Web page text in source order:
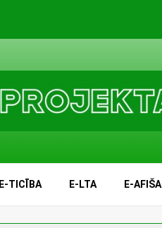
E-TICĪBA E-LTA E-AFIŠA